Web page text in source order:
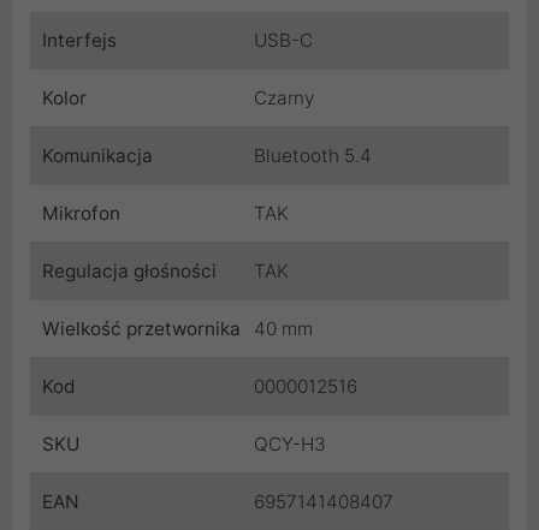
Interfejs USB-C
Kolor Czarny
Komunikacja Bluetooth 5.4
Mikrofon TAK
Regulacja głośności TAK
Wielkość przetwornika 40 mm
Kod 0000012516
SKU QCY-H3
EAN 6957141408407